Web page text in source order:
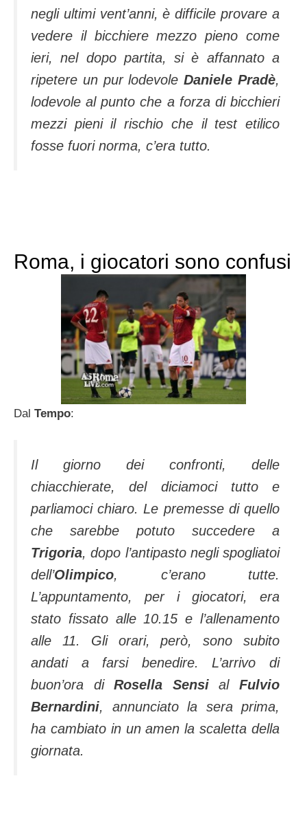
negli ultimi vent’anni, è difficile provare a
vedere il bicchiere mezzo pieno come
ieri, nel dopo partita, si è affannato a
ripetere un pur lodevoleDaniele Pradè,
lodevole al punto che a forza di bicchieri
mezzi pieni il rischio che il test etilico
fosse fuori norma, c’era tutto.
Roma, i giocatori sono confusi
Dal Tempo:
Il giorno dei confronti, delle
chiacchierate, del diciamoci tutto e
parliamoci chiaro. Le premesse di quello
che sarebbe potuto succedere a
Trigoria, dopo l’antipasto negli spogliatoi
dell’Olimpico, c’erano tutte.
L’appuntamento, per i giocatori, era
stato fissato alle 10.15 e l’allenamento
alle 11. Gli orari, però, sono subito
andati a farsi benedire. L’arrivo di
buon’ora diRosella SensialFulvio
Bernardini, annunciato la sera prima,
ha cambiato in un amen la scaletta della
giornata.